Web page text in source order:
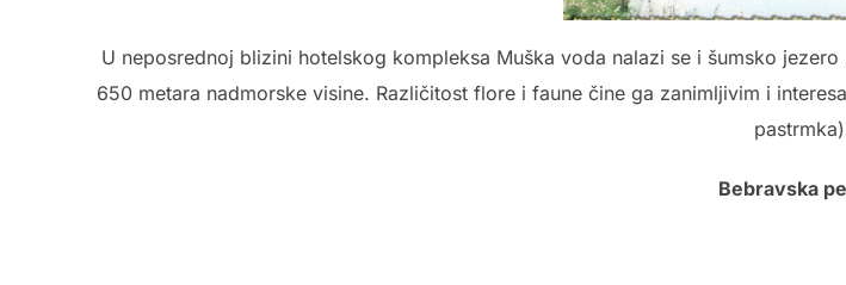
U neposrednoj blizini hotelskog kompleksa Muška voda nalazi se i šumsko
650 metara nadmorske visine. Različitost flore i faune čine ga zanimljivim i
Bebravska